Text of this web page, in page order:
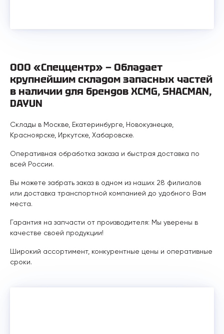
ООО «Спеццентр» — Обладает
крупнейшим складом запасных частей
в наличии для брендов XCMG, SHACMAN,
DAYUN
Склады в Москве, Екатеринбурге, Новокузнецке,
Красноярске, Иркутске, Хабаровске.
Оперативная обработка заказа и быстрая доставка по
всей России.
Вы можете забрать заказ в одном из наших 28 филиалов
или доставка транспортной компанией до удобного Вам
места.
Гарантия на запчасти от производителя: Мы уверены в
качестве своей продукции!
Широкий ассортимент, конкурентные цены и оперативные
сроки.